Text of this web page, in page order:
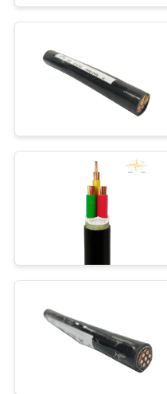
WISATA
PABRIK
KONTROL
HUBUNGI
BLOG
QUOTE